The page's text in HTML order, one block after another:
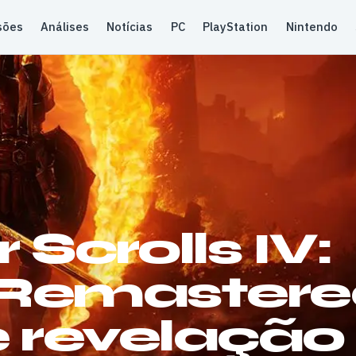
Análises Notícias PC PlayStation Nintendo
Scrolls IV: